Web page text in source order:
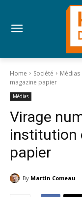
Home Société Médias
magazine papier
Médias
Virage
institution
papier
By Martin Comeau